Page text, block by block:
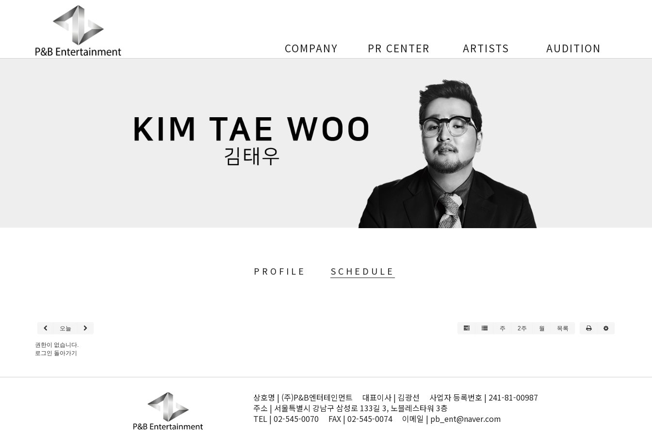
COMPANY PR CENTER ARTISTS AUDITION
PROFILE SCHEDULE
오늘 주 2주 월 목록
권한이 없습니다.
로그인 돌아가기
상호명 | (주)P&B엔터테인먼트 대표이사 | 김광선 사업자 등록번호 | 241-81-00987
주소 | 서울특별시 강남구 삼성로 133길 3, 노블레스타워 3층
TEL | 02-545-0070 FAX | 02-545-0074 이메일 | pb_ent@naver.com